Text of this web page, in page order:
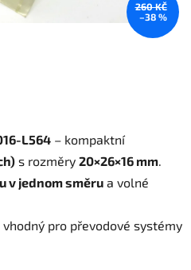
L564 – kompaktní
s rozměry 20×26×16 mm.
v jednom směru a volné
vhodný pro převodové systémy
260 KČ
–38 %